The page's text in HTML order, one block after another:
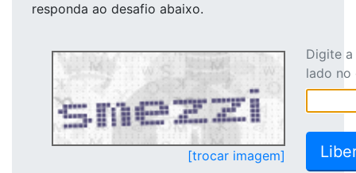
responda ao desafio abaixo.
[trocar imagem]
Digite
lado no